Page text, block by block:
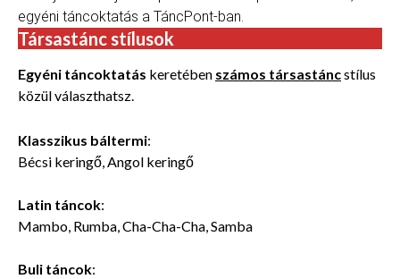
egyéni táncoktatás a TáncPont-ban.
Társastánc stílusok
Egyéni táncoktatás keretében számos társastáncstílus
közül választhatsz.
Klasszikus báltermi:
Bécsi keringő, Angol keringő
Latin táncok:
Mambo, Rumba, Cha-Cha-Cha, Samba
Buli táncok: